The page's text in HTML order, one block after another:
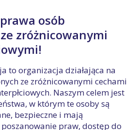
osób
zróżnicowanymi
to organizacja działająca na
ze zróżnicowanymi cechami
Naszym celem jest
w którym te osoby są
bezpieczne i mają
poszanowanie praw, dostęp do